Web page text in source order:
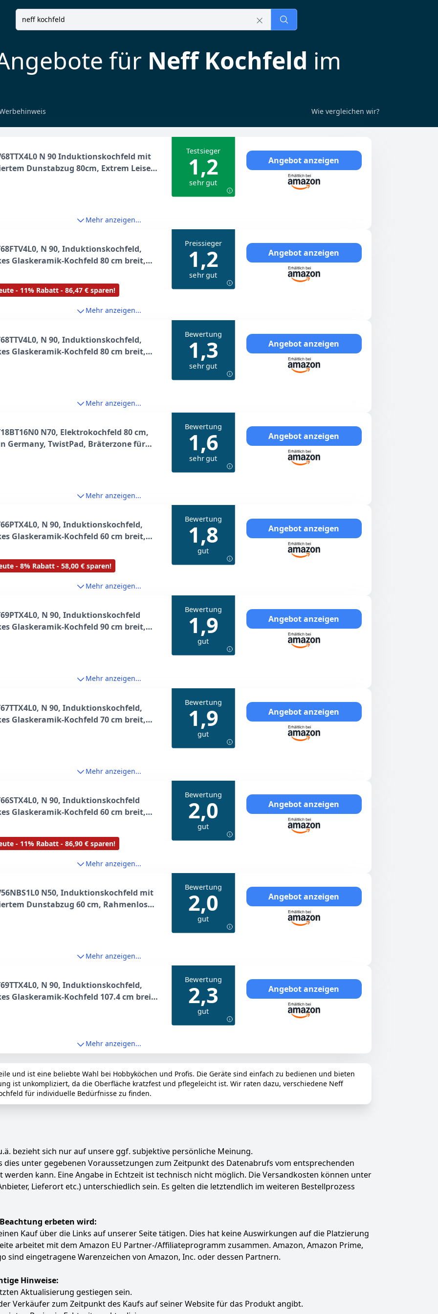
für Neff Kochfeld im
Wie vergleichen wir?
N 90 Induktionskochfeld mit
Dunstabzug 80cm, Extrem Leise,
Flexzonen, Automatischer
Testsieger
1,2
sehr gut
Angebot anzeigen
Mehr anzeigen...
N 90, Induktionskochfeld,
Glaskeramik-Kochfeld 80 cm breit,
Flex Induction, Home Connect,
Automatic, Rahmenlos
Schwarz
- 11% Rabatt - 86,47 € sparen!
Preissieger
1,2
sehr gut
Angebot anzeigen
Mehr anzeigen...
N 90, Induktionskochfeld,
Glaskeramik-Kochfeld 80 cm breit,
Flex Induction, Home Connect,
Bewertung
1,3
sehr gut
Angebot anzeigen
Mehr anzeigen...
N70, Elektrokochfeld 80 cm,
Germany, TwistPad, Bräterzone für
Bratgeschirr, Powerstufe für schnelle
Bewertung
1,6
sehr gut
Angebot anzeigen
Mehr anzeigen...
N 90, Induktionskochfeld,
Glaskeramik-Kochfeld 60 cm breit,
Flex Induction, Home Connect,
Automatic, flächenbündig,
- 8% Rabatt - 58,00 € sparen!
Bewertung
1,8
gut
Angebot anzeigen
Mehr anzeigen...
N 90, Induktionskochfeld
Glaskeramik-Kochfeld 90 cm breit,
Flex Induction, Home Connect,
Bewertung
1,9
gut
Angebot anzeigen
Mehr anzeigen...
N 90, Induktionskochfeld,
Glaskeramik-Kochfeld 70 cm breit,
Flex Induction, Home Connect,
Bewertung
1,9
gut
Angebot anzeigen
Mehr anzeigen...
N 90, Induktionskochfeld
Glaskeramik-Kochfeld 60 cm breit,
Flex Induction, Home Connect,
Automatic, aufliegend, Schwarz
- 11% Rabatt - 86,90 € sparen!
Bewertung
2,0
gut
Angebot anzeigen
Mehr anzeigen...
N50, Induktionskochfeld mit
Dunstabzug 60 cm, Rahmenlos
Touch Control Bedienung, Combi
Bewertung
2,0
gut
Angebot anzeigen
Mehr anzeigen...
N 90, Induktionskochfeld,
Glaskeramik-Kochfeld 107.4 cm breit,
Flex Induction, Home Connect,
Bewertung
2,3
gut
Angebot anzeigen
Mehr anzeigen...
und ist eine beliebte Wahl bei Hobbyköchen und Profis. Die Geräte sind einfach zu bedienen und bieten
ist unkompliziert, da die Oberfläche kratzfest und pflegeleicht ist. Wir raten dazu, verschiedene Neff
für individuelle Bedürfnisse zu finden.
bezieht sich nur auf unsere ggf. subjektive persönliche Meinung.
unter gegebenen Voraussetzungen zum Zeitpunkt des Datenabrufs vom entsprechenden
kann. Eine Angabe in Echtzeit ist technisch nicht möglich. Die Versandkosten können unter
Lieferort etc.) unterschiedlich sein. Es gelten die letztendlich im weiteren Bestellprozess
erbeten wird:
Kauf über die Links auf unserer Seite tätigen. Dies hat keine Auswirkungen auf die Platzierung
arbeitet mit dem Amazon EU Partner-/Affiliateprogramm zusammen. Amazon, Amazon Prime,
sind eingetragene Warenzeichen von Amazon, Inc. oder dessen Partnern.
Hinweise:
Aktualisierung gestiegen sein.
Verkäufer zum Zeitpunkt des Kaufs auf seiner Website für das Produkt angibt.